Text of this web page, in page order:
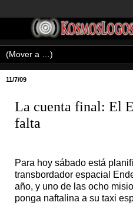
11/7/09
La cuenta final: El
falta
Para hoy sábado está
transbordador espacial
año, y uno de las ocho
ponga naftalina a su taxi